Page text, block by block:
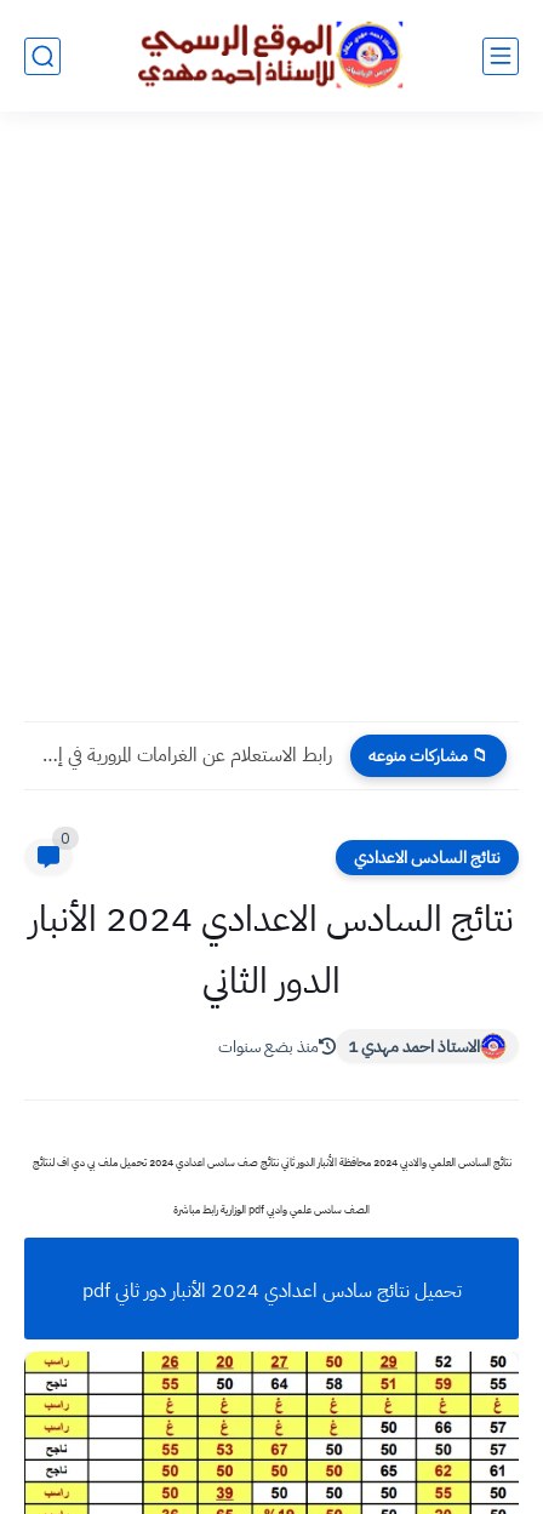
📁 مشاركات منوعه رابط الاستعلام عن الغرامات المرورية في إقليم كردستان 2026 (أربيل،...
نتائج السادس الاعدادي
0
نتائج السادس الاعدادي 2024 الأنبار
الدور الثاني
الاستاذ احمد مهدي 1 منذ بضع سنوات
نتائج السادس العلمي والادبي 2024 محافظة الأنبار الدور ثاني نتائج صف سادس اعدادي 2024 تحميل ملف بي دي اف لنتائج
الصف سادس علمي وادبي pdf الوزارية رابط مباشرة
تحميل نتائج سادس اعدادي 2024 الأنبار دور ثاني pdf